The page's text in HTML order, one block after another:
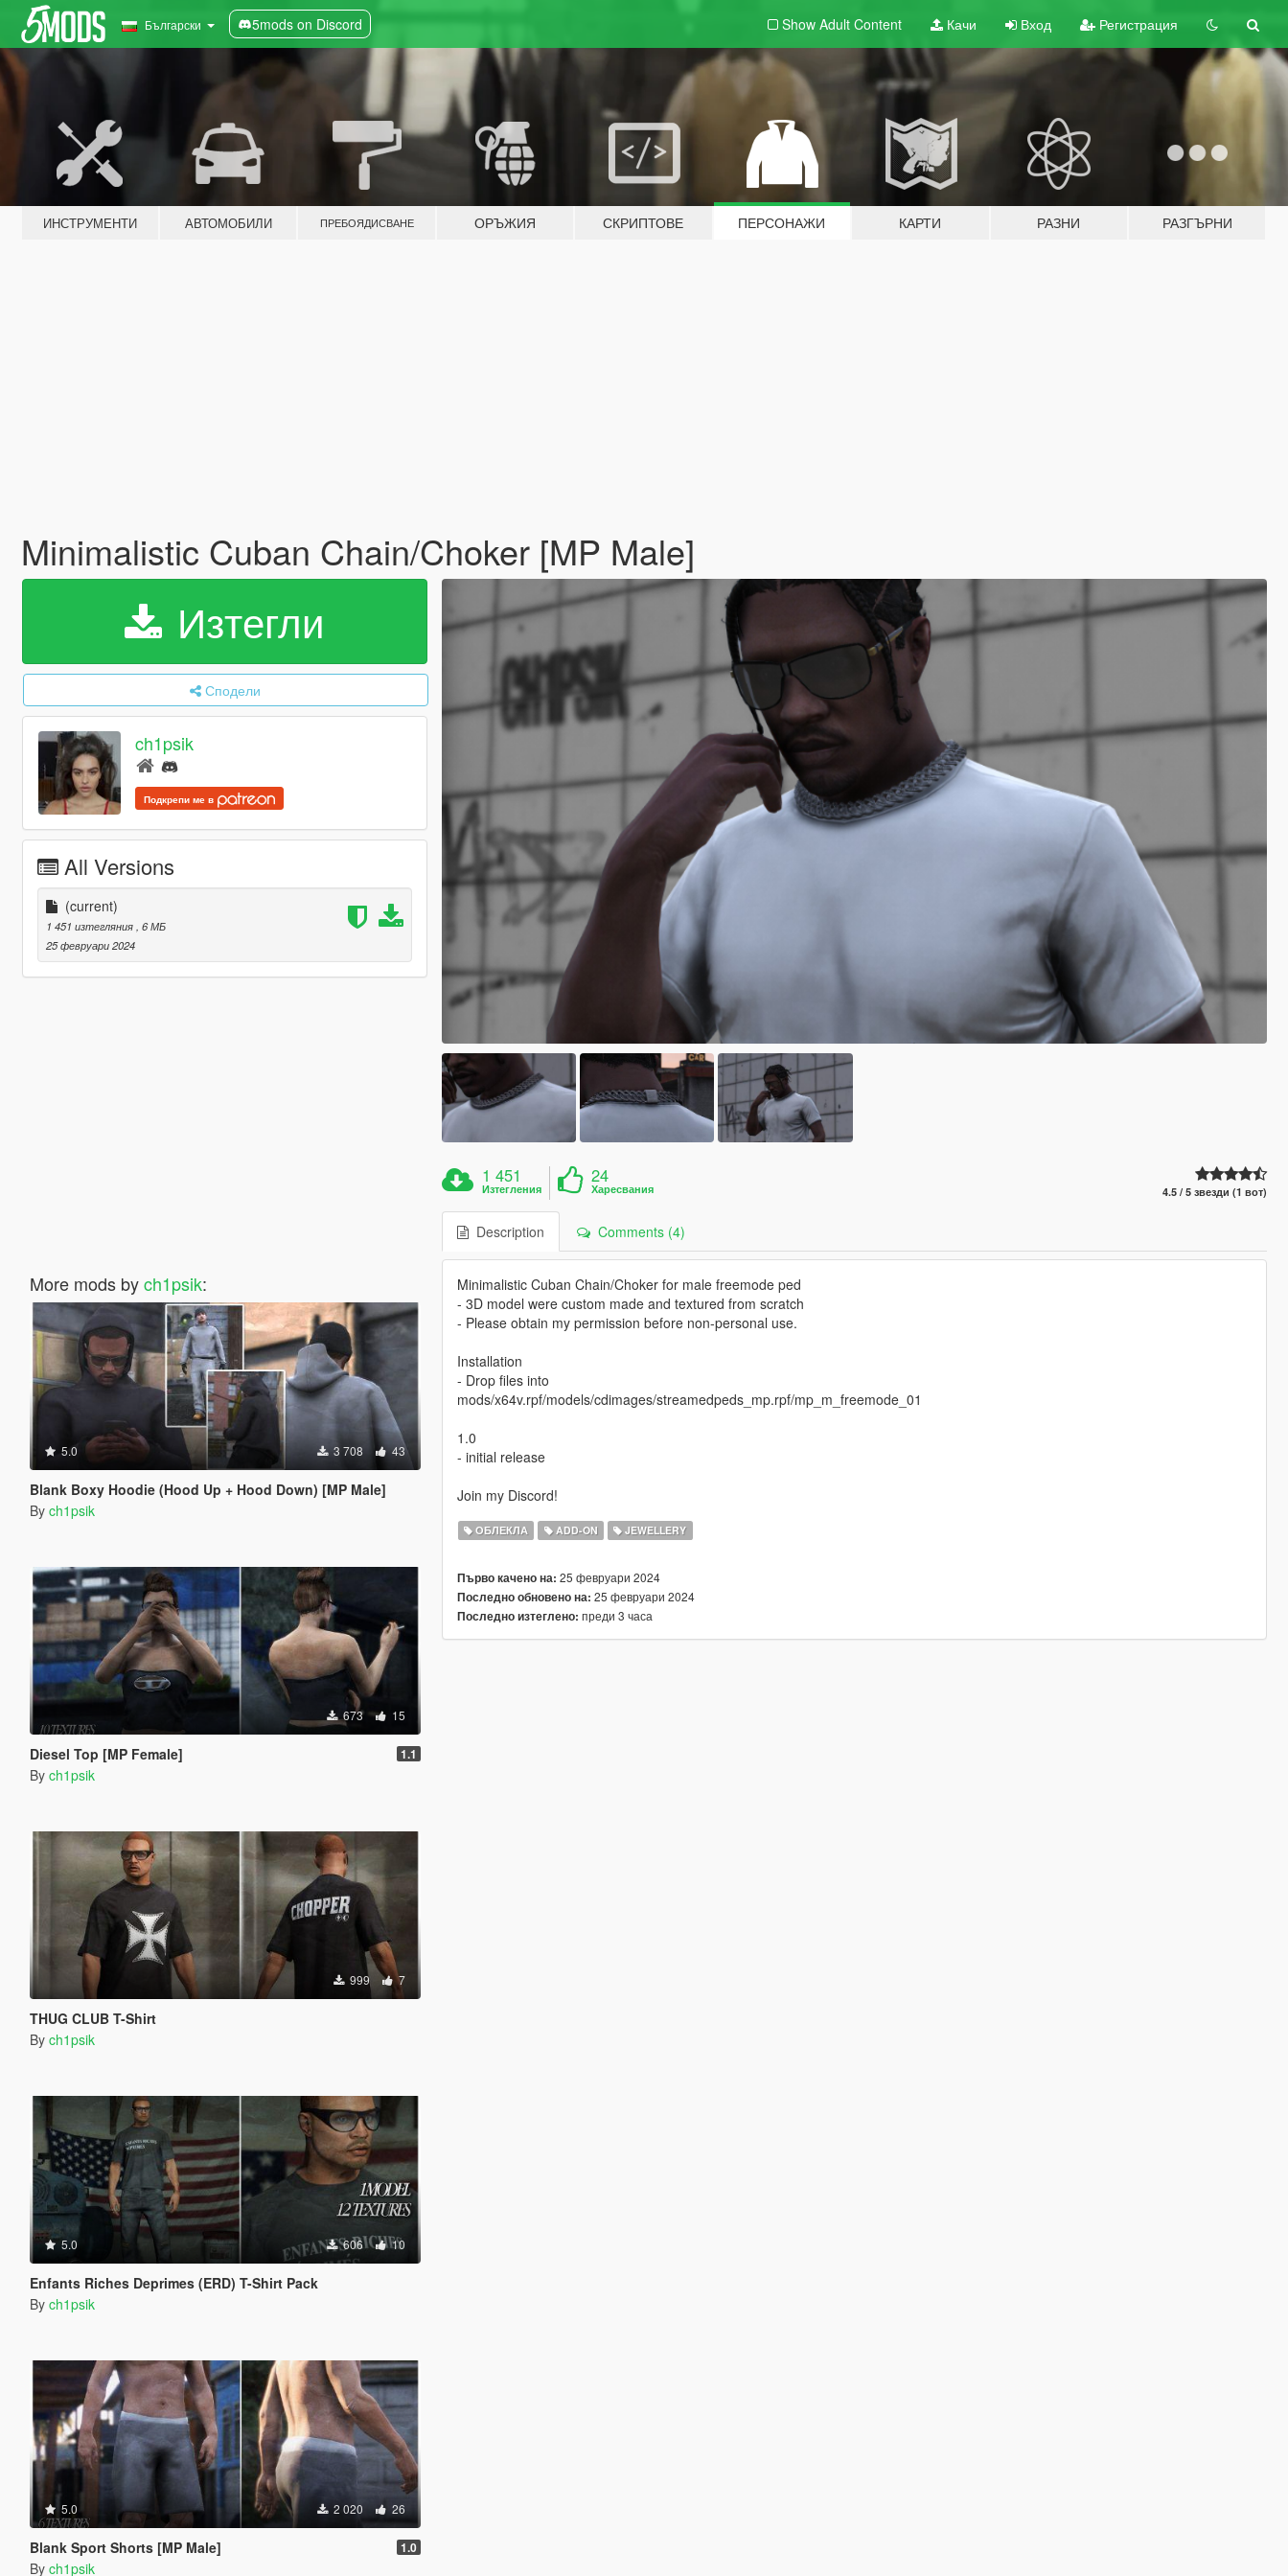
Български 5mods on Discord Show Adult Content Качи Вход Регистрация
ИНСТРУМЕНТИ АВТОМОБИЛИ ПРЕБОЯДИСВАНЕ ОРЪЖИЯ СКРИПТОВЕ ПЕРСОНАЖИ КАРТИ РАЗНИ РАЗГЪРНИ
Minimalistic Cuban Chain/Choker [MP Male]
Изтегли
Сподели
ch1psik
Подкрепи ме в
All Versions
(current)
1 451 изтегляния , 6 МБ
25 февруари 2024
More mods bych1psik:
5.0 3 708 43
Blank Boxy Hoodie (Hood Up + Hood Down) [MP Male]
By ch1psik
673 15
Diesel Top [MP Female] 1.1
By ch1psik
999 7
THUG CLUB T-Shirt
By ch1psik
5.0 606 10
Enfants Riches Deprimes (ERD) T-Shirt Pack
By ch1psik
5.0 2 020 26
Blank Sport Shorts [MP Male] 1.0
By ch1psik
1 451
Изтегления
24
Харесвания 4.5 / 5 звезди (1 вот)
Description Comments (4)
Minimalistic Cuban Chain/Choker for male freemode ped
- 3D model were custom made and textured from scratch
- Please obtain my permission before non-personal use.
Installation
- Drop files into
mods/x64v.rpf/models/cdimages/streamedpeds_mp.rpf/mp_m_freemode_01
1.0
- initial release
Join my Discord!
ОБЛЕКЛА ADD-ON JEWELLERY
Първо качено на: 25 февруари 2024
Последно обновено на: 25 февруари 2024
Последно изтеглено: преди 3 часа